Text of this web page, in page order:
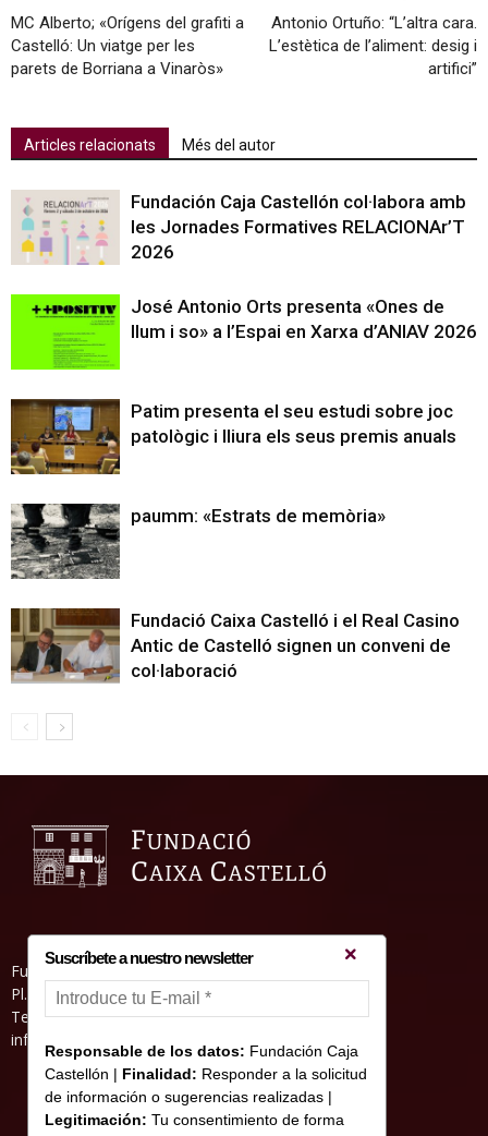
MC Alberto; «Orígens del grafiti a
Castelló: Un viatge per les
parets de Borriana a Vinaròs»
Antonio Ortuño: “L’altra cara.
L’estètica de l’aliment: desig i
artifici”
Articles relacionats Més del autor
Fundación Caja Castellón col·labora amb
les Jornades Formatives RELACIONAr’T
2026
José Antonio Orts presenta «Ones de
llum i so» a l’Espai en Xarxa d’ANIAV 2026
Patim presenta el seu estudi sobre joc
patològic i lliura els seus premis anuals
paumm: «Estrats de memòria»
Fundació Caixa Castelló i el Real Casino
Antic de Castelló signen un conveni de
col·laboració
Fundació Caixa Castelló • Casa Abadía
Pl. de l’Herba, s/nº. 12001 Castelló de la Plana
Telèfon 964 232 551 • Fax 964 231 550
informacion@fundacioncajacastellon.es
Suscríbete a nuestro newsletter
Responsable de los datos: Fundación Caja
Castellón | Finalidad: Responder a la solicitud
de información o sugerencias realizadas |
Legitimación: Tu consentimiento de forma